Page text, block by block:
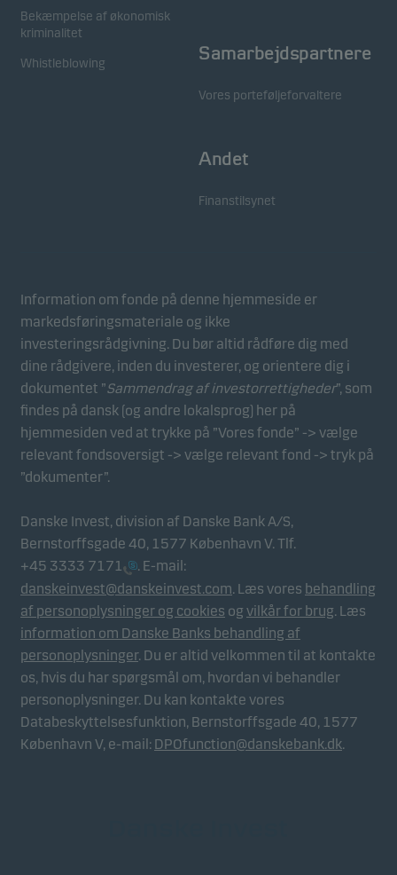
Bekæmpelse af økonomisk
kriminalitet
Whistleblowing
Samarbejdspartnere
Vores porteføljeforvaltere
Andet
Finanstilsynet
Information om fonde på denne hjemmeside er
markedsføringsmateriale og ikke
investeringsrådgivning. Du bør altid rådføre dig med
dine rådgivere, inden du investerer, og orientere dig i
dokumentet ”Sammendrag af investorrettigheder”, som
findes på dansk (og andre lokalsprog) her på
hjemmesiden ved at trykke på ”Vores fonde” -> vælge
relevant fondsoversigt -> vælge relevant fond -> tryk på
”dokumenter”.
Danske Invest, division af Danske Bank A/S,
Bernstorffsgade 40, 1577 København V. Tlf.
+45 3333 7171
. E-mail:
danskeinvest@danskeinvest.com. Læs vores behandling
af personoplysninger og cookies og vilkår for brug. Læs
information om Danske Banks behandling af
personoplysninger. Du er altid velkommen til at kontakte
os, hvis du har spørgsmål om, hvordan vi behandler
personoplysninger. Du kan kontakte vores
Databeskyttelsesfunktion, Bernstorffsgade 40, 1577
København V, e-mail: DPOfunction@danskebank.dk.